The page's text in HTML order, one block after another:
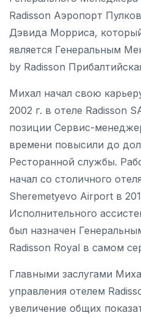
Radisson Аэропорт
Дэвида Морриса,
является Генеральным
by Radisson
Михал начал свою
2002 г. в отеле Radisson
позиции Сервис-
времени повысили до
Ресторанной службы.
начал со столичного
Sheremetyevo Airport в
Исполнительного
был назначен
Radisson Royal в самом
Главными заслугами
управления отелем
увеличение общих